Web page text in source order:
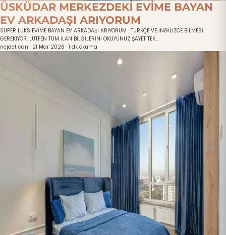
ÜSKÜDAR MERKEZDEKİ EVİME BAYAN
EV ARKADAŞI ARIYORUM
SÜPER LÜKS EVİME BAYAN EV ARKADAŞI ARIYORUM . TÜRKÇE VE İNGİLİZCE BİLMESİ
GEREKİYOR. LÜTFEN TÜM İLAN BİLGİLERİNİ OKUYUNUZ ŞAYET TEK...
nejdet can · 21 Mar 2026 · 1 dk okuma